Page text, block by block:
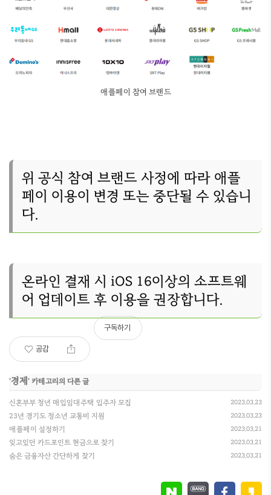
애플페이 참여 브랜드
위 공식 참여 브랜드 사정에 따라 애플
페이 이용이 변경 또는 중단될 수 있습니
다.
온라인 결재 시 iOS 16이상의 소프트웨
어 업데이트 후 이용을 권장합니다.
공감
구독하기
'경제 ' 카테고리의 다른 글
신혼부부 청년 매입임대주택 입주자 모집 2023.03.23
23년 경기도 청소년 교통비 지원 2023.03.23
애플페이 설정하기 2023.03.21
잊고있던 카드포인트 현금으로 찾기 2023.03.21
숨은 금융자산 간단하게 찾기 2023.03.21